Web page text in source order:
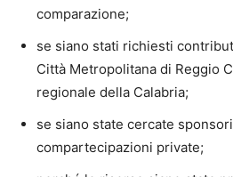
comparazione;
se siano stati richiesti
Città Metropolitana di Reggio
regionale della Calabria;
se siano state cercate
compartecipazioni private;